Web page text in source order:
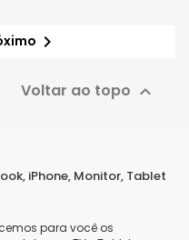

Voltar ao topo 
iPhone, Monitor, Tablet
para você os